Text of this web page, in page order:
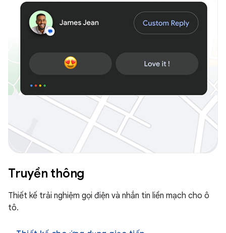
Truyền thông
Thiết kế trải nghiệm gọi điện và nhắn tin liền mạch cho ô
tô.